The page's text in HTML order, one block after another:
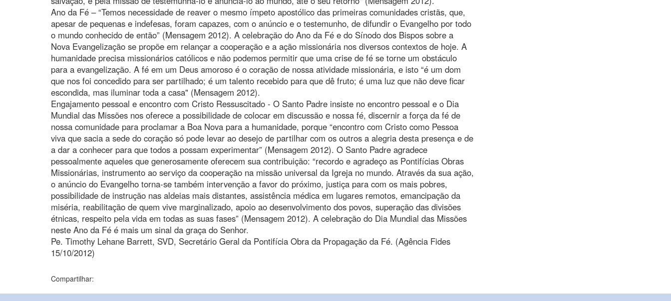
Ano da Fé – “Temos necessidade de reaver o mesmo ímpeto apostólico das primeiras comunidades cristãs, que,
apesar de pequenas e indefesas, foram capazes, com o anúncio e o testemunho, de difundir o Evangelho por todo
o mundo conhecido de então” (Mensagem 2012). A celebração do Ano da Fé e do Sínodo dos Bispos sobre a
Nova Evangelização se propõe em relançar a cooperação e a ação missionária nos diversos contextos de hoje. A
humanidade precisa missionários católicos e não podemos permitir que uma crise de fé se torne um obstáculo
para a evangelização. A fé em um Deus amoroso é o coração de nossa atividade missionária, e isto “é um dom
que nos foi concedido para ser partilhado; é um talento recebido para que dê fruto; é uma luz que não deve ficar
escondida, mas iluminar toda a casa" (Mensagem 2012).
Engajamento pessoal e encontro com Cristo Ressuscitado - O Santo Padre insiste no encontro pessoal e o Dia
Mundial das Missões nos oferece a possibilidade de colocar em discussão e nossa fé, discernir a força da fé de
nossa comunidade para proclamar a Boa Nova para a humanidade, porque “encontro com Cristo como Pessoa
viva que sacia a sede do coração só pode levar ao desejo de partilhar com os outros a alegria desta presença e de
a dar a conhecer para que todos a possam experimentar” (Mensagem 2012). O Santo Padre agradece
pessoalmente aqueles que generosamente oferecem sua contribuição: “recordo e agradeço as Pontifícias Obras
Missionárias, instrumento ao serviço da cooperação na missão universal da Igreja no mundo. Através da sua ação,
o anúncio do Evangelho torna-se também intervenção a favor do próximo, justiça para com os mais pobres,
possibilidade de instrução nas aldeias mais distantes, assistência médica em lugares remotos, emancipação da
miséria, reabilitação de quem vive marginalizado, apoio ao desenvolvimento dos povos, superação das divisões
étnicas, respeito pela vida em todas as suas fases” (Mensagem 2012). A celebração do Dia Mundial das Missões
neste Ano da Fé é mais um sinal da graça do Senhor.
Pe. Timothy Lehane Barrett, SVD, Secretário Geral da Pontifícia Obra da Propagação da Fé. (Agência Fides
15/10/2012)
Compartilhar: